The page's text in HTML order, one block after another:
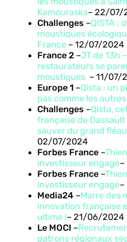
Kamouraska– 22/07/
Challenges –QISTA :
moustiques
France – 12/07/2024
France 2 –JT de 13h
restaurateurs se
moustiques – 11/07/
Europe 1 –Qista : un
pas comme les autres
Challenges –Qista,
française de
sauver du grand
02/07/2024
Forbes France –
investisseur engagé–
Forbes France –
investisseur engagé–
Media24 –Marre des
innovation française
ultime !– 21/06/2024
Le MOCI –
patrons régionaux